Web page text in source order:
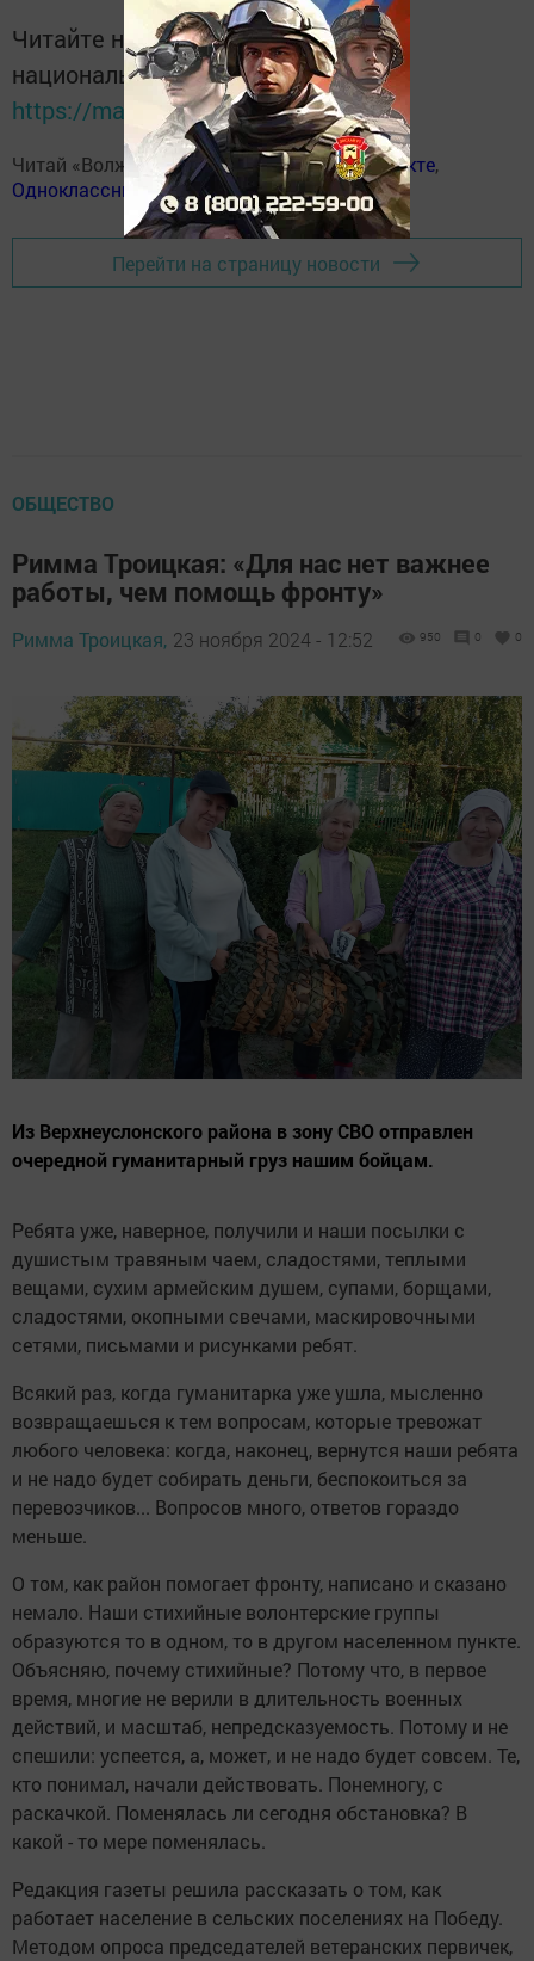
Читайте новости Татарстана в
национальном мессенджере MАХ:
https://max.ru/tatmedia
Читай «Волжскую новь» вТелеграм,Вконтакте,
Одноклассники
,Дзен
Перейти на страницу новости
ОБЩЕСТВО
Римма Троицкая: «Для нас нет важнее
работы, чем помощь фронту»
Римма Троицкая, 23 ноября 2024 - 12:52 950 0 0
Из Верхнеуслонского района в зону СВО отправлен
очередной гуманитарный груз нашим бойцам.
Ребята уже, наверное, получили и наши посылки с
душистым травяным чаем, сладостями, теплыми
вещами, сухим армейским душем, супами, борщами,
сладостями, окопными свечами, маскировочными
сетями, письмами и рисунками ребят.
Всякий раз, когда гуманитарка уже ушла, мысленно
возвращаешься к тем вопросам, которые тревожат
любого человека: когда, наконец, вернутся наши ребята
и не надо будет собирать деньги, беспокоиться за
перевозчиков... Вопросов много, ответов гораздо
меньше.
О том, как район помогает фронту, написано и сказано
немало. Наши стихийные волонтерские группы
образуются то в одном, то в другом населенном пункте.
Объясняю, почему стихийные? Потому что, в первое
время, многие не верили в длительность военных
действий, и масштаб, непредсказуемость. Потому и не
спешили: успеется, а, может, и не надо будет совсем. Те,
кто понимал, начали действовать. Понемногу, с
раскачкой. Поменялась ли сегодня обстановка? В
какой - то мере поменялась.
Редакция газеты решила рассказать о том, как
работает население в сельских поселениях на Победу.
Методом опроса председателей ветеранских первичек,